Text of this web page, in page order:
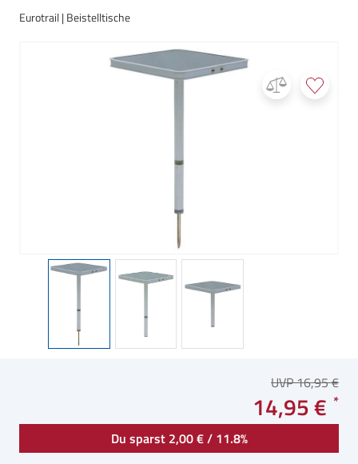
Eurotrail Beistelltische
UVP 16,95 €
14,95 €
Du sparst 2,00 € / 11.8%